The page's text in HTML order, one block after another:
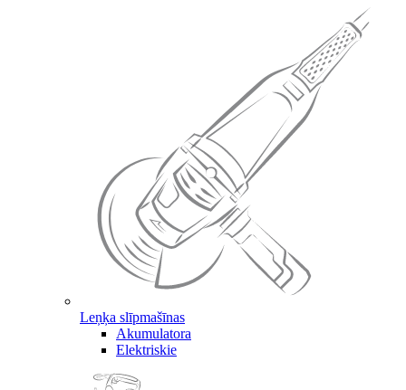
Leņķa slīpmašīnas
Akumulatora
Elektriskie